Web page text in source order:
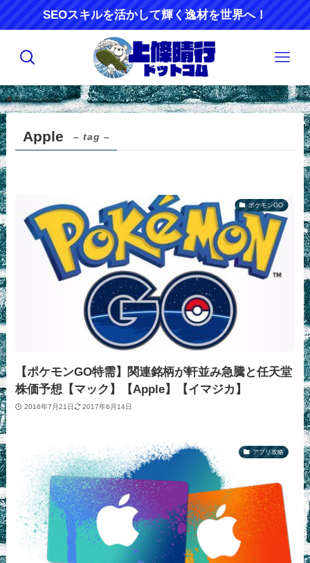
SEOスキルを活かして輝く逸材を世界へ！
ホーム Apple
Apple – tag –
ポケモンGO
【ポケモンGO特需】関連銘柄が軒並み急騰と任天堂
株価予想【マック】【Apple】【イマジカ】
2016年7月21日 2017年6月14日
アプリ攻略